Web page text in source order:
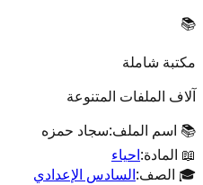
📚
مكتبة شاملة
آلاف الملفات المتنوعة
📚 اسم الملف:سجاد حمزه
📖 المادة:احياء
🎓 الصف:السادس الإعدادي